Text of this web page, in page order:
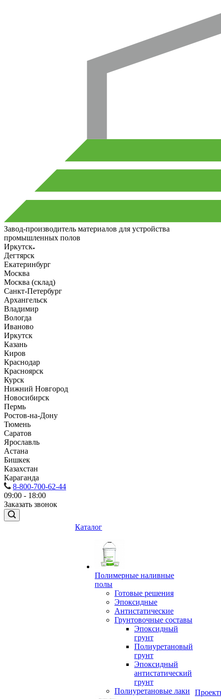
Завод-производитель материалов для устройства
промышленных полов
Иркутск
Дегтярск
Екатеринбург
Москва
Москва (склад)
Санкт-Петербург
Архангельск
Владимир
Вологда
Иваново
Иркутск
Казань
Киров
Краснодар
Красноярск
Курск
Нижний Новгород
Новосибирск
Пермь
Ростов-на-Дону
Тюмень
Саратов
Ярославль
Астана
Бишкек
Казахстан
Караганда
8-800-700-62-44
09:00 - 18:00
Заказать звонок
Каталог
Полимерные наливные
полы
Готовые решения
Эпоксидные
Антистатические
Грунтовочные составы
Эпоксидный
грунт
Полиуретановый
грунт
Эпоксидный
антистатический
грунт
Полиуретановые лаки